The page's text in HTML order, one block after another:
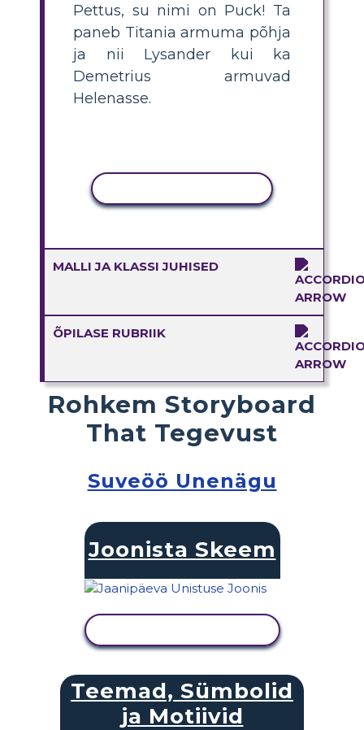
Pettus, su nimi on Puck! Ta
paneb Titania armuma põhja
ja nii Lysander kui ka
Demetrius armuvad
Helenasse.
MALLI JA KLASSI JUHISED
ÕPILASE RUBRIIK
Rohkem Storyboard
That Tegevust
Suveöö Unenägu
Joonista Skeem
Teemad, Sümbolid
ja Motiivid